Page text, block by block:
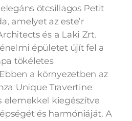
elegáns ötcsillagos Petit
amelyet az este’r
és a Laki Zrt.
épületet újít fel a
tökéletes
a környezetben az
Unique Travertine
elemekkel kiegészítve
és harmóniáját. A